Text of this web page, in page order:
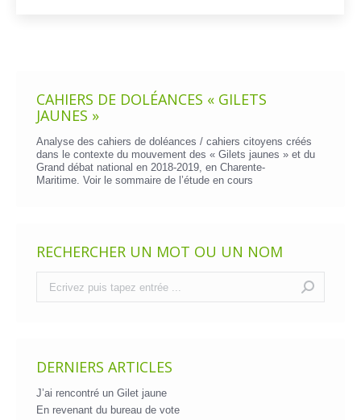
CAHIERS DE DOLÉANCES « GILETS
JAUNES »
Analyse des cahiers de doléances / cahiers citoyens créés
dans le contexte du mouvement des « Gilets jaunes » et du
Grand débat national en 2018-2019, en Charente-
Maritime. Voir le sommaire de l’étude en cours
RECHERCHER UN MOT OU UN NOM
DERNIERS ARTICLES
J’ai rencontré un Gilet jaune
En revenant du bureau de vote